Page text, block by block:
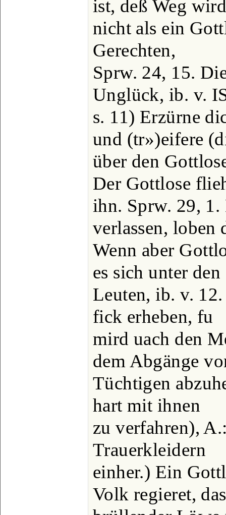
ist, deß Weg
nicht als ein
Gerechten,
Sprw. 24, 15.
Unglück, ib. v.
s. 11) Erzürne
und (tr»)eifere
über den
Der Gottlose
ihn. Sprw. 29, 1.
verlassen, loben
Wenn aber
es sich unter den
Leuten, ib. v.
fick erheben, fu
mird uach den
dem Abgänge
Tüchtigen
hart mit ihnen
zu verfahren),
Trauerkleidern
einher.) Ein
Volk regieret,